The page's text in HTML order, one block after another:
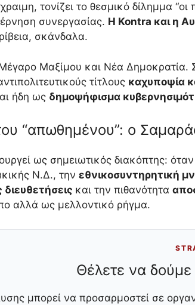
τονίζει το θεσμικό δίλημμα
συνεργασίας. Η Kontra και η
σκάνδαλα.
Μαξίμου και Νέα Δημοκρατία.
τίτλους καχυποψία
ήδη ως δημοψήφισμα
“απωθημένου”: ο
ως σημειωτικός διακόπτης:
Ν.Δ., την εθνικοσυντηρητική
διευθετήσεις και την πιθανότητα
αλλά ως μελλοντικό ρήγμα.
Θέλετε να δούμε
μπορεί να προσαρμοστεί σε